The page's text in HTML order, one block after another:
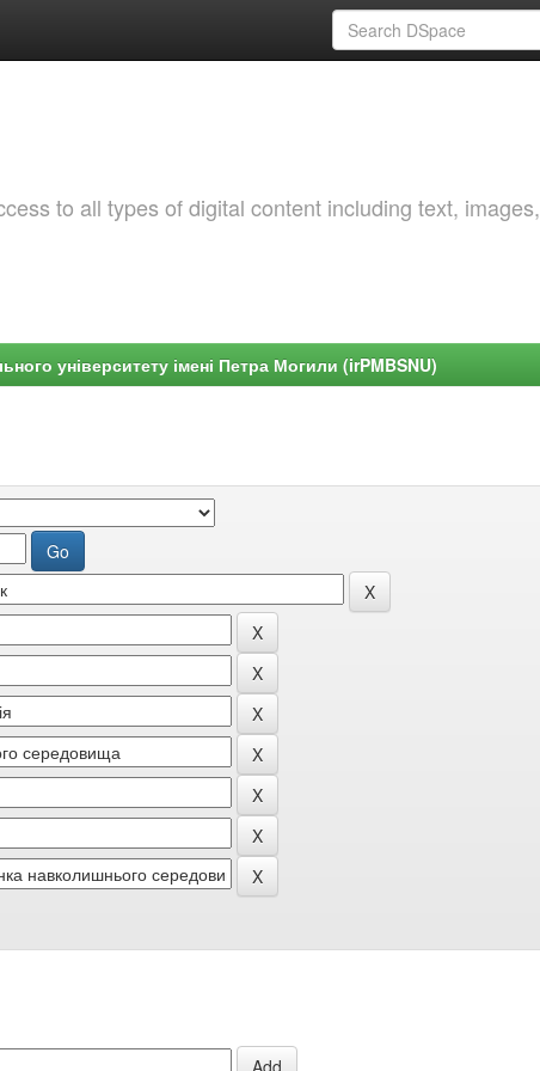
to all types of digital content including text, images,
університету імені Петра Могили (irPMBSNU)